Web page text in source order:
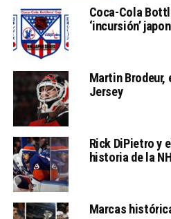
Coca-Cola
‘incursión’
Martin Brodeur,
Jersey
Rick DiPietro y
historia de la
Marcas